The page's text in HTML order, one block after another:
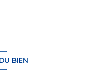
BIEN